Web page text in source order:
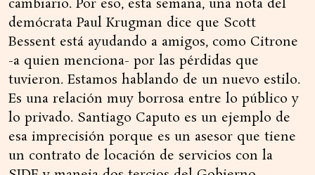
cambiario. Por eso, esta semana, una nota del
demócrata Paul Krugman dice que Scott
Bessent está ayudando a amigos, como Citrone
-a quien menciona- por las pérdidas que
tuvieron. Estamos hablando de un nuevo estilo.
Es una relación muy borrosa entre lo público y
lo privado. Santiago Caputo es un ejemplo de
esa imprecisión porque es un asesor que tiene
un contrato de locación de servicios con la